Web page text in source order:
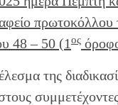
πρωτοκόλλου
48 – 50 (1ος
της